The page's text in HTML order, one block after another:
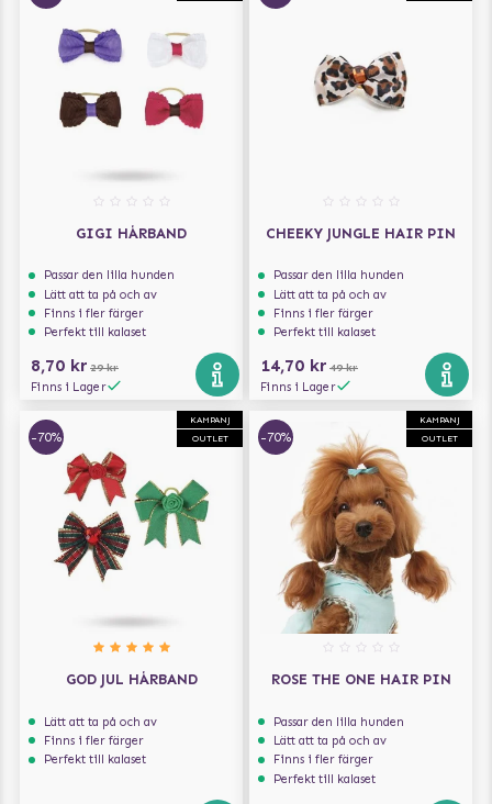
GIGI HÅRBAND
Passar den lilla hunden
Lätt att ta på och av
Finns i fler färger
Perfekt till kalaset
8,70 kr 29 kr
Finns i Lager
CHEEKY JUNGLE HAIR PIN
Passar den lilla hunden
Lätt att ta på och av
Finns i fler färger
Perfekt till kalaset
14,70 kr 49 kr
Finns i Lager
KAMPANJ
OUTLET
-70%
GOD JUL HÅRBAND
Lätt att ta på och av
Finns i fler färger
Perfekt till kalaset
KAMPANJ
OUTLET
-70%
ROSE THE ONE HAIR PIN
Passar den lilla hunden
Lätt att ta på och av
Finns i fler färger
Perfekt till kalaset